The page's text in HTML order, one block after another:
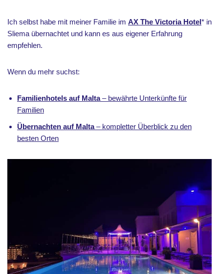
Ich selbst habe mit meiner Familie im AX The Victoria Hotel* in
Sliema übernachtet und kann es aus eigener Erfahrung
empfehlen.
Wenn du mehr suchst:
Familienhotels auf Malta– bewährte Unterkünfte für
Familien
Übernachten auf Malta– kompletter Überblick zu den
besten Orten